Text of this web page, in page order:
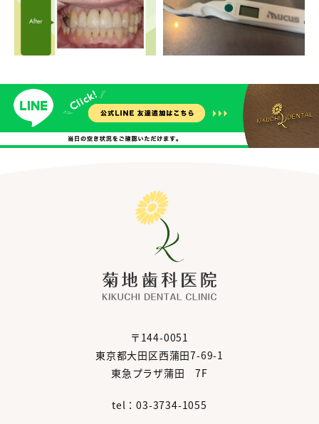
〒144-0051
東京都大田区西蒲田7-69-1
東急プラザ蒲田 7F
tel：03-3734-1055